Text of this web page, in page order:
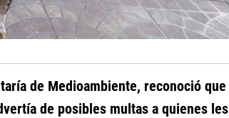
de Medioambiente, reconoció que
de posibles multas a quienes les